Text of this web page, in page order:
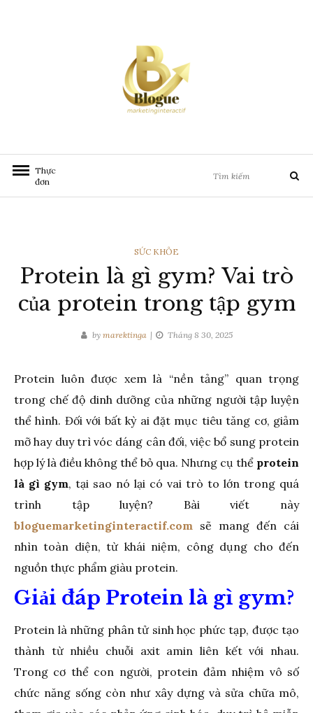
Thực
đơn
kiếm:
Tìm
THỂ
LOẠI
SỨC KHỎE
Protein là gì gym? Vai trò
của protein trong tập gym
by marektinga Tháng 8 30, 2025
Protein luôn được xem là “nền tảng” quan trọng
trong chế độ dinh dưỡng của những người tập luyện
thể hình. Đối với bất kỳ ai đặt mục tiêu tăng cơ, giảm
mỡ hay duy trì vóc dáng cân đối, việc bổ sung protein
hợp lý là điều không thể bỏ qua. Nhưng cụ thể protein
là gì gym, tại sao nó lại có vai trò to lớn trong quá
trình tập luyện? Bài viết này
bloguemarketinginteractif.com sẽ mang đến cái
nhìn toàn diện, từ khái niệm, công dụng cho đến
nguồn thực phẩm giàu protein.
Giải đáp Protein là gì gym?
Protein là những phân tử sinh học phức tạp, được tạo
thành từ nhiều chuỗi axit amin liên kết với nhau.
Trong cơ thể con người, protein đảm nhiệm vô số
chức năng sống còn như xây dựng và sửa chữa mô,